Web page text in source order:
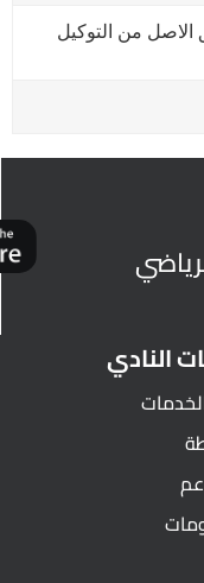
من التوكيل
النادي